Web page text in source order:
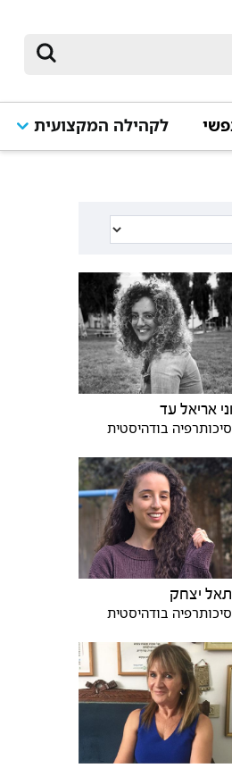
לקהילה המקצועית
אריאל עד
בודהיסטית
יצחק
בודהיסטית